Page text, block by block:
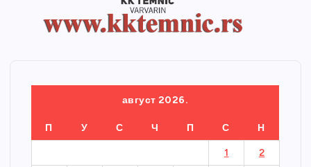
август 2026.
П У С Ч П С Н
1 2